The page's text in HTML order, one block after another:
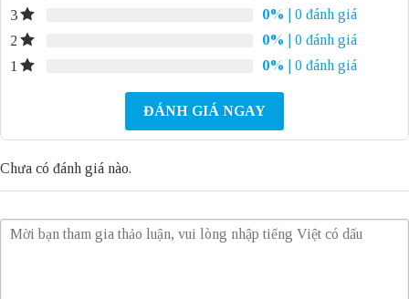
3
0%
| 0 đánh giá
2
0%
| 0 đánh giá
1
0% | 0 đánh giá
ĐÁNH GIÁ NGAY
Chưa có đánh giá nào.